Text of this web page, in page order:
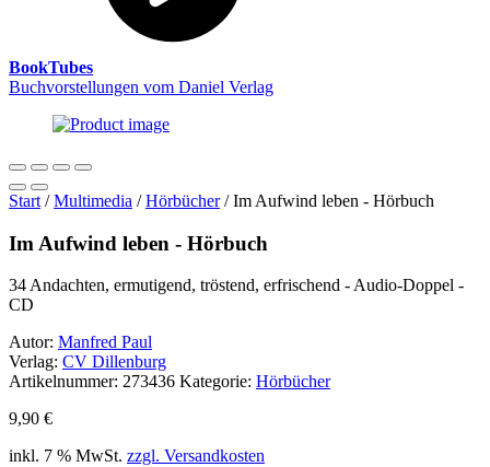
BookTubes
Buchvorstellungen vom Daniel Verlag
Start /Multimedia /Hörbücher/ Im Aufwind leben - Hörbuch
Im Aufwind leben - Hörbuch
34 Andachten, ermutigend, tröstend, erfrischend - Audio-Doppel -
CD
Autor: Manfred Paul
Verlag: CV Dillenburg
Artikelnummer: 273436 Kategorie: Hörbücher
9,90 €
inkl. 7 % MwSt. zzgl. Versandkosten